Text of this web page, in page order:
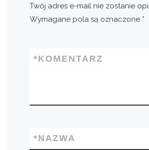
Twój adres e-mail nie zostanie
Wymagane pola są oznaczone *
KOMENTARZ
*
NAZWA
*